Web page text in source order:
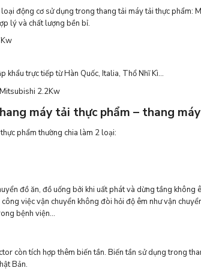
động cơ sử dụng trong thang tải máy tải thực phẩm:
lý và chất lượng bền bỉ.
khẩu trực tiếp từ Hàn Quốc, Italia, Thổ Nhĩ Kì…
2.2Kw
máy tải thực phẩm – thang
phẩm thường chia làm 2 loại:
đồ ăn, đồ uống bởi khi uất phát và dừng tầng
việc vận chuyển không đòi hỏi độ êm như vận
bệnh viện…
còn tích hợp thêm biến tần. Biến tần sử dụng trong
Bản.